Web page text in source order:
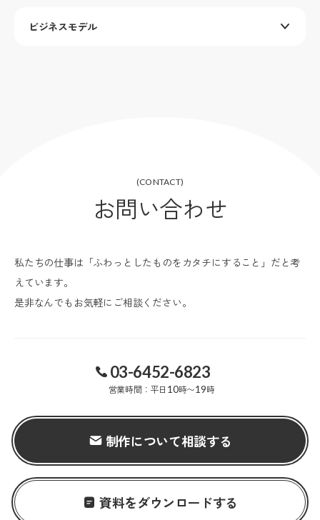
ビジネスモデル
(CONTACT)
お問い合わせ
私たちの仕事は「ふわっとしたものをカタチにすること」だと考
えています。
是非なんでもお気軽にご相談ください。
03-6452-6823
営業時間：平日 10時〜19時
制作について相談する
資料をダウンロードする